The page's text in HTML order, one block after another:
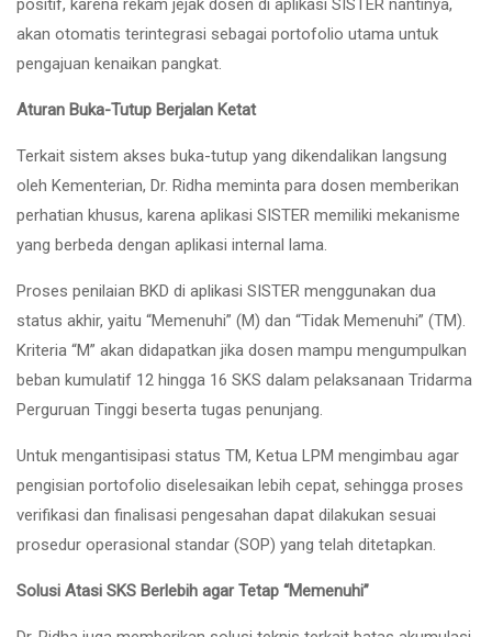
positif, karena rekam jejak dosen di aplikasi SISTER nantinya,
akan otomatis terintegrasi sebagai portofolio utama untuk
pengajuan kenaikan pangkat.
Aturan Buka-Tutup Berjalan Ketat
Terkait sistem akses buka-tutup yang dikendalikan langsung
oleh Kementerian, Dr. Ridha meminta para dosen memberikan
perhatian khusus, karena aplikasi SISTER memiliki mekanisme
yang berbeda dengan aplikasi internal lama.
Proses penilaian BKD di aplikasi SISTER menggunakan dua
status akhir, yaitu “Memenuhi” (M) dan “Tidak Memenuhi” (TM).
Kriteria “M” akan didapatkan jika dosen mampu mengumpulkan
beban kumulatif 12 hingga 16 SKS dalam pelaksanaan Tridarma
Perguruan Tinggi beserta tugas penunjang.
Untuk mengantisipasi status TM, Ketua LPM mengimbau agar
pengisian portofolio diselesaikan lebih cepat, sehingga proses
verifikasi dan finalisasi pengesahan dapat dilakukan sesuai
prosedur operasional standar (SOP) yang telah ditetapkan.
Solusi Atasi SKS Berlebih agar Tetap “Memenuhi”